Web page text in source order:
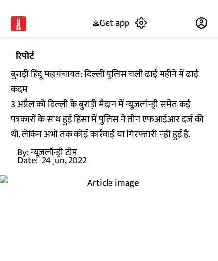
Get app
रिपोर्ट
बुराड़ी हिंदू महापंचायत: दिल्ली पुलिस चली ढाई महीने में ढाई
कदम
3 अप्रैल को दिल्ली के बुराड़ी मैदान में न्यूज़लॉन्ड्री समेत कई
पत्रकारों के साथ हुई हिंसा में पुलिस ने तीन एफआईआर दर्ज की
थीं. लेकिन अभी तक कोई कार्रवाई या गिरफ्तारी नहीं हुई है.
By:न्यूज़लॉन्ड्री टीम
Date: 24 Jun, 2022